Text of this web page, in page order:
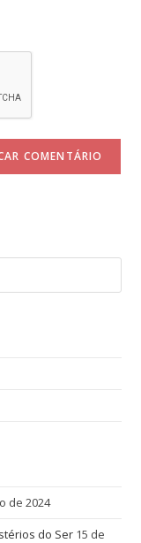
de 2024
do Ser 15 de